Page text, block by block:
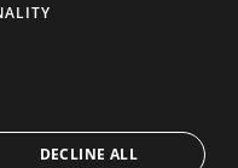
DECLINE ALL